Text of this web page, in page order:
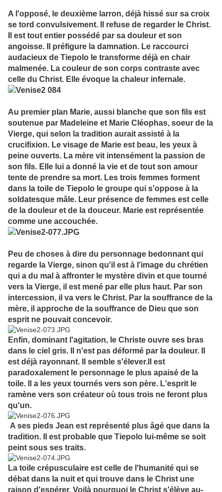
A l'opposé, le deuxième larron, déjà hissé sur sa croix
se tord convulsivement. Il refuse de regarder le Christ.
Il est tout entier possédé par sa douleur et son
angoisse. Il préfigure la damnation. Le raccourci
audacieux de Tiepolo le transforme déjà en chair
malmenée. La couleur de son corps contraste avec
celle du Christ. Elle évoque la chaleur infernale.
Au premier plan Marie, aussi blanche que son fils est
soutenue par Madeleine et Marie Cléophas, soeur de la
Vierge, qui selon la tradition aurait assisté à la
crucifixion. Le visage de Marie est beau, les yeux à
peine ouverts. La mère vit intensément la passion de
son fils. Elle lui a donné la vie et de tout son amour
tente de prendre sa mort. Les trois femmes forment
dans la toile de Tiepolo le groupe qui s'oppose à la
soldatesque mâle. Leur présence de femmes est celle
de la douleur et de la douceur. Marie est représentée
comme une accouchée.
Peu de choses à dire du personnage bedonnant qui
regarde la Vierge, sinon qu'il est à l'image du chrétien
qui a du mal à affronter le mystère divin et que tourné
vers la Vierge, il est mené par elle plus haut. Par son
intercession, il va vers le Christ. Par la souffrance de la
mère, il approche de la souffrance de Dieu que son
esprit ne pouvait concevoir.
Enfin, dominant l'agitation, le Christe ouvre ses bras
dans le ciel gris. Il n'est pas déformé par la douleur. Il
est déjà rayonnant. Il semble s'élever.Il est
paradoxalement le personnage le plus apaisé de la
toile. Il a les yeux tournés vers son père. L'esprit le
ramène vers son créateur où tous trois ne feront plus
qu'un.
A ses pieds Jean est représenté plus âgé que dans la
tradition. Il est probable que Tiepolo lui-même se soit
peint sous ses traits.
La toile crépusculaire est celle de l'humanité qui se
débat dans la nuit et qui trouve dans le Christ une
raison d'espérer. Voilà pourquoi le Christ s'élève au-